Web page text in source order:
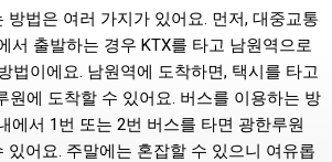
방법은 여러 가지가 있어요. 먼저, 대중교통
서 출발하는 경우 KTX를 타고 남원역으로
법이에요. 남원역에 도착하면, 택시를 타고
원에 도착할 수 있어요. 버스를 이용하는 방
에서 1번 또는 2번 버스를 타면 광한루원
있어요. 주말에는 혼잡할 수 있으니 여유롭